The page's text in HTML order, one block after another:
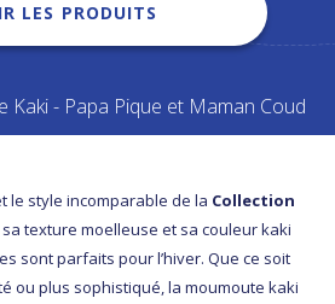
LES PRODUITS
Kaki - Papa Pique et Maman Coud
le style incomparable de la Collection
sa texture moelleuse et sa couleur kaki
sont parfaits pour l’hiver. Que ce soit
ou plus sophistiqué, la moumoute kaki